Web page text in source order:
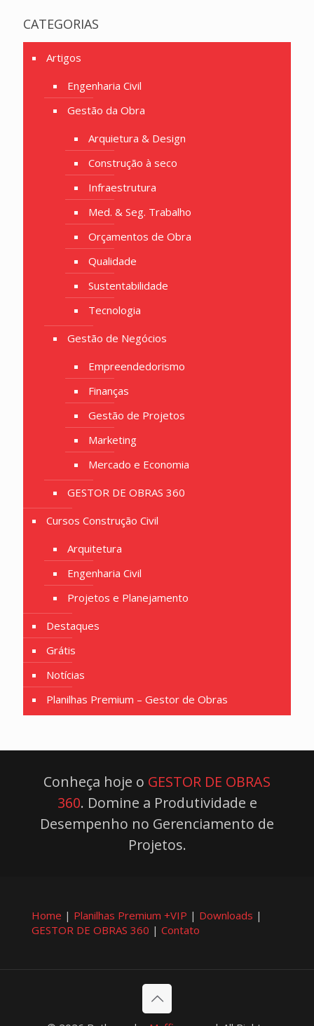
CATEGORIAS
Artigos
Engenharia Civil
Gestão da Obra
Arquietura & Design
Construção à seco
Infraestrutura
Med. & Seg. Trabalho
Orçamentos de Obra
Qualidade
Sustentabilidade
Tecnologia
Gestão de Negócios
Empreendedorismo
Finanças
Gestão de Projetos
Marketing
Mercado e Economia
GESTOR DE OBRAS 360
Cursos Construção Civil
Arquitetura
Engenharia Civil
Projetos e Planejamento
Destaques
Grátis
Notícias
Planilhas Premium – Gestor de Obras
Conheça hoje o GESTOR DE OBRAS
360. Domine a Produtividade e
Desempenho no Gerenciamento de
Projetos.
Home | Planilhas Premium +VIP | Downloads |
GESTOR DE OBRAS 360 | Contato